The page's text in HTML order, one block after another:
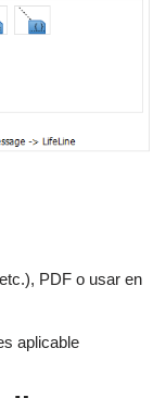
PDF o usar en
aplicable